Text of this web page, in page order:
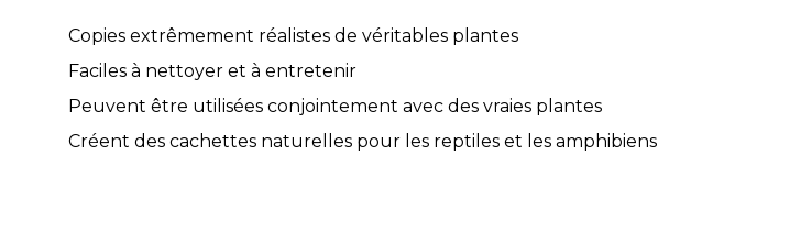
Copies extrêmement réalistes de véritables plantes
Faciles à nettoyer et à entretenir
Peuvent être utilisées conjointement avec des vraies plantes
Créent des cachettes naturelles pour les reptiles et les amphibiens